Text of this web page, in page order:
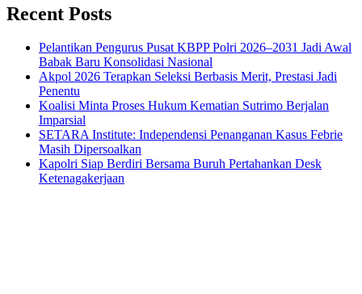
Recent Posts
Pelantikan Pengurus Pusat KBPP Polri 2026–2031 Jadi Awal
Babak Baru Konsolidasi Nasional
Akpol 2026 Terapkan Seleksi Berbasis Merit, Prestasi Jadi
Penentu
Koalisi Minta Proses Hukum Kematian Sutrimo Berjalan
Imparsial
SETARA Institute: Independensi Penanganan Kasus Febrie
Masih Dipersoalkan
Kapolri Siap Berdiri Bersama Buruh Pertahankan Desk
Ketenagakerjaan